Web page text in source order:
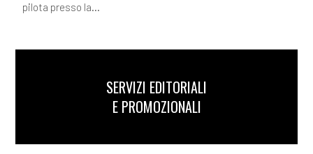
[01]Volevo un marito nero, di
Febbraio 2016
Tamara Marcelli: un estratto
pilota presso la...
SERVIZI EDITORIALI
E PROMOZIONALI